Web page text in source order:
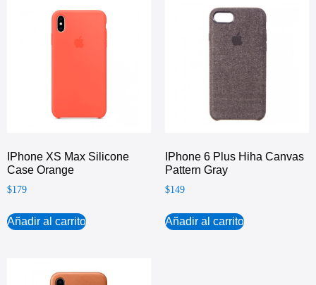
IPhone XS Max Silicone
Case Orange
$179
Añadir al carrito
IPhone 6 Plus Hiha Canvas
Pattern Gray
$149
Añadir al carrito